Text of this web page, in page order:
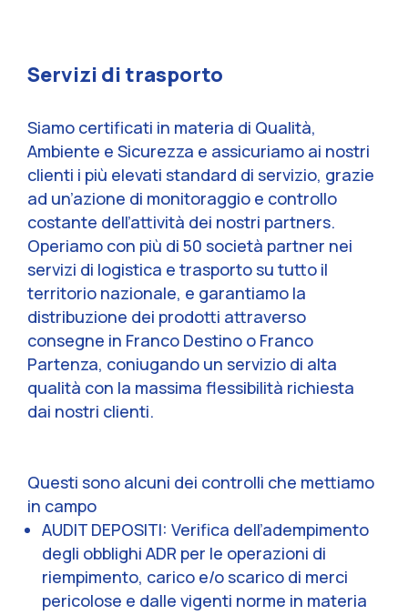
Servizi di trasporto
Siamo certificati in materia di Qualità,
Ambiente e Sicurezza e assicuriamo ai nostri
clienti i più elevati standard di servizio, grazie
ad un’azione di monitoraggio e controllo
costante dell’attività dei nostri partners.
Operiamo con più di 50 società partner nei
servizi di logistica e trasporto su tutto il
territorio nazionale, e garantiamo la
distribuzione dei prodotti attraverso
consegne in Franco Destino o Franco
Partenza, coniugando un servizio di alta
qualità con la massima flessibilità richiesta
dai nostri clienti.
Questi sono alcuni dei controlli che mettiamo
in campo
AUDIT DEPOSITI: Verifica dell’adempimento
degli obblighi ADR per le operazioni di
riempimento, carico e/o scarico di merci
pericolose e dalle vigenti norme in materia